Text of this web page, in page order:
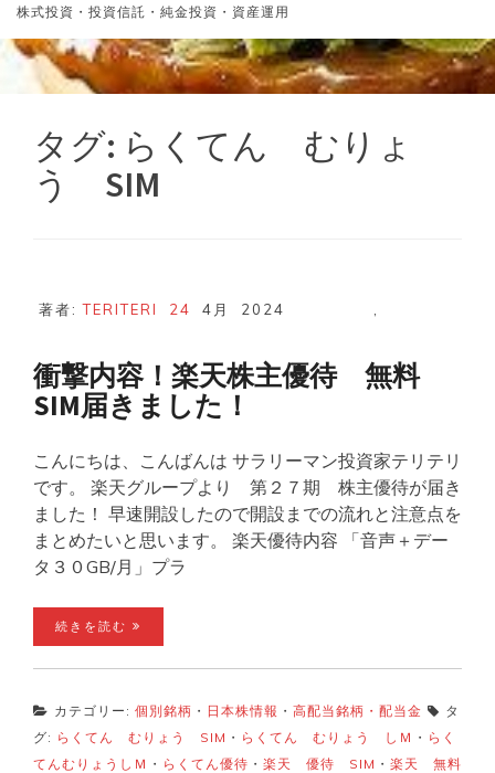
株式投資・投資信託・純金投資・資産運用
タグ: らくてん むりょ
う SIM
著者:TERITERI 24 4月 2024
衝撃内容！楽天株主優待 無料
SIM届きました！
こんにちは、こんばんは サラリーマン投資家テリテリ
です。 楽天グループより 第２７期 株主優待が届き
ました！ 早速開設したので開設までの流れと注意点を
まとめたいと思います。 楽天優待内容 「音声＋デー
タ３０GB/月」プラ
続きを読む
カテゴリー: 個別銘柄 ・ 日本株情報 ・ 高配当銘柄・配当金
タ
グ: らくてん むりょう SIM ・ らくてん むりょう しＭ ・ らく
てんむりょうしＭ ・ らくてん優待 ・ 楽天 優待 SIM ・ 楽天 無料